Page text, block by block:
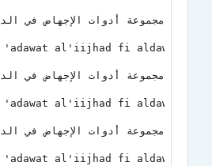
مجموعة أدوات الإجهاض في الدوحة (+971521786258) [حبوب الإجهاض في
'adawat al'iijhad fi aldawha
مجموعة أدوات الإجهاض في الدوحة (+971521786258) [حبوب الإجهاض في
'adawat al'iijhad fi aldawha
مجموعة أدوات الإجهاض في الدوحة (+971521786258) [حبوب الإجهاض في
'adawat al'iijhad fi aldawha